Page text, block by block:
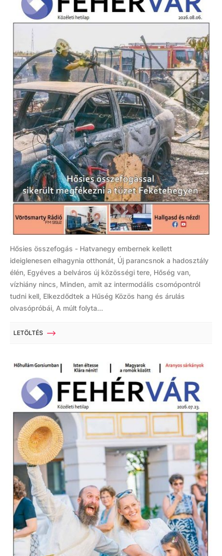
Hősies összefogás - Hatvanegy embernek kellett
ideiglenesen elhagynia otthonát, Új parancsnok a hadosztály
élén, Egyéves a belváros új közösségi tere, Hőség van,
vízhiány nincs, Minden, amit az intermodális csomópontról
tudni kell, Elkezdődtek a Hűség Közös hang és árulás
olvasópróbái, A múlt folyta...
LETÖLTÉS